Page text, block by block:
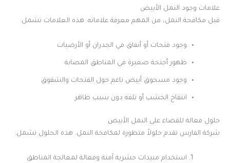
علامات وجود النمل الأبيض
قبل مكافحة النمل، من المهم معرفة علاماته. هذه العلامات تشمل:
وجود فتحات أو أنفاق في الجدران أو الأرضيات
ظهور أجنحة صغيرة في المناطق المصابة
وجود مسحوق أبيض ناعم حول الفتحات والشقوق
انتفاخ الخشب أو تلفه دون سبب ظاهر
حلول فعالة للقضاء على النمل الأبيض
شركة الفارس تقدم حلولاً متطورة لمكافحة النمل. هذه الحلول تشمل:
استخدام مبيدات حشرية آمنة وفعالة لمعالجة المناطق